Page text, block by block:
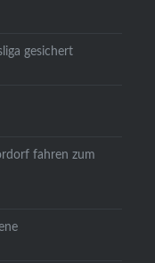
gesichert
fahren zum